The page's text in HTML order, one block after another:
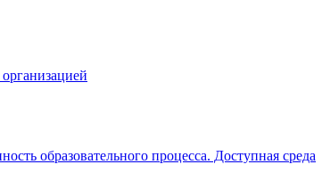
образовательного процесса. Доступная среда